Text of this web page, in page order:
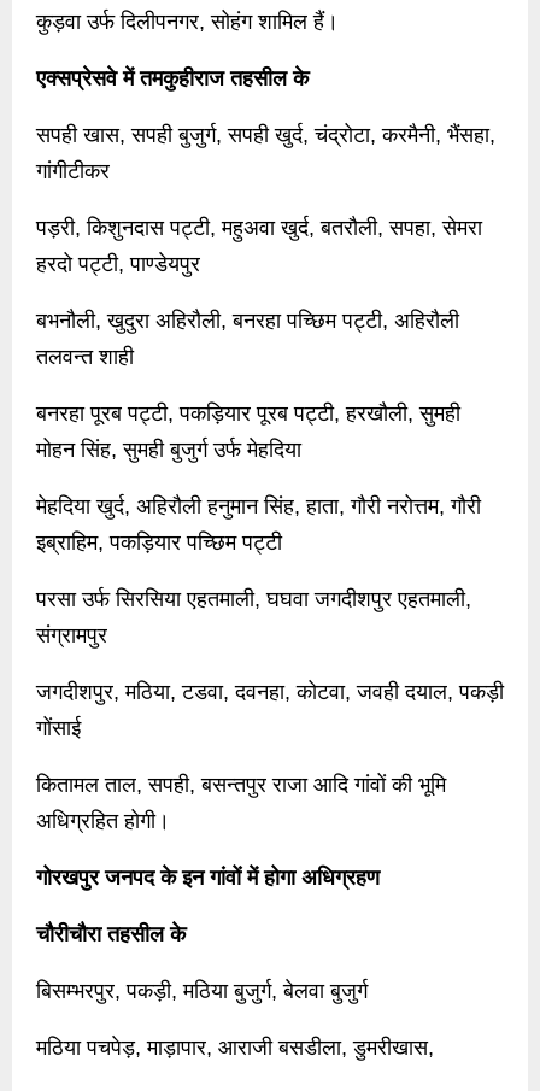
कुड़वा उर्फ दिलीपनगर, सोहंग शामिल हैं।
एक्सप्रेसवे में तमकुहीराज तहसील के
सपही खास, सपही बुजुर्ग, सपही खुर्द, चंद्रोटा, करमैनी, भैंसहा,
गांगीटीकर
पड़री, किशुनदास पट्टी, महुअवा खुर्द, बतरौली, सपहा, सेमरा
हरदो पट्टी, पाण्डेयपुर
बभनौली, खुदुरा अहिरौली, बनरहा पच्छिम पट्टी, अहिरौली
तलवन्त शाही
बनरहा पूरब पट्टी, पकड़ियार पूरब पट्टी, हरखौली, सुमही
मोहन सिंह, सुमही बुजुर्ग उर्फ मेहदिया
मेहदिया खुर्द, अहिरौली हनुमान सिंह, हाता, गौरी नरोत्तम, गौरी
इब्राहिम, पकड़ियार पच्छिम पट्टी
परसा उर्फ सिरसिया एहतमाली, घघवा जगदीशपुर एहतमाली,
संग्रामपुर
जगदीशपुर, मठिया, टडवा, दवनहा, कोटवा, जवही दयाल, पकड़ी
गोंसाई
कितामल ताल, सपही, बसन्तपुर राजा आदि गांवों की भूमि
अधिग्रहित होगी।
गोरखपुर जनपद के इन गांवों में होगा अधिग्रहण
चौरीचौरा तहसील के
बिसम्भरपुर, पकड़ी, मठिया बुजुर्ग, बेलवा बुजुर्ग
मठिया पचपेड़, माड़ापार, आराजी बसडीला, डुमरीखास,